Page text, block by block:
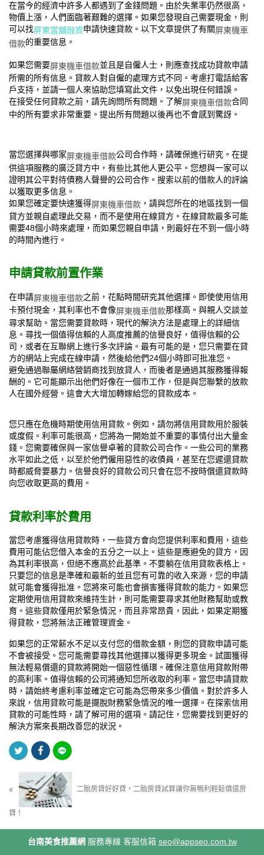
在當今的經濟中許多人都遇到了金錢問題。由於失業率仍然很高，
物價上漲，人們面臨著艱難的選擇。如果您發現自己需要現金，則
可以找屏東當舖融資申請快速貸款。以下文章提供了有關屏東機車
借款的重要信息。
如果您需要屏東機車借款並且是自僱人士，則應查找成功貸款申請
所需的所有信息。貸款人對自僱的處理方式不同。考慮打電話給客
戶支持，並請一個人來協助您填寫此文件，以免出現任何錯誤。
在接受任何貸款之前，請先詢問所有問題。了解屏東機車借款合同
中的所有要求非常重要。提出所有問題以後再也不會感到驚訝。
當您選擇與哪家屏東機車借款公司合作時，請確保進行研究。在提
供這項服務的廣泛貸方中，有些比其他人更公平。您想與一家可以
證明其公平對待債務人聲譽的公司合作。搜索以前的借款人的評論
以獲取更多信息。
如果您確定要快速獲得屏東機車借款 ，請與您所在的地區找到一個
貸方並親自處理此交易，而不是使用在線貸方。在線貸款最多可能
需要48個小時來處理，而如果您親自申請，則最好在不到一個小時
的時間內進行。
申請貸款前置作業
在申請屏東機車借款之前，花點時間研究其他選擇。即使使用信用
卡預付現金，其利率也不會像屏東機車借款那樣高。與親人交談並
尋求幫助。當您需要貸款時，現代的解決方法是處理上的詳細信
息。尋找一個值得信賴的人高度推薦的信譽良好，值得信賴的公
司，或者在互聯網上進行多次評論。最有可能的是，您只需要在貸
方的網站上完成在線申請，然後給他們24個小時即可批准您。
避免通過聯屬網絡營銷商找到放貸人，而後者是通過其服務獲得報
酬的。它可能顯示出他們好像在一個市工作，但是與您聯繫的放款
人在國外經營。這會大大增加轉嫁給您的貸款成本。
您只應在危機時期使用信用貸款。例如，請勿將信用貸款用於服裝
或度假。利率可能很高，您將為一開始並不重要的事情付出大量金
錢。您需要確保與一家信譽卓著的貸款公司合作。一些公司的業務
水平如此之低，以至於他們僱用惡性的收債員，甚至在您遲還貸款
時都威脅要暴力。信譽良好的貸款公司只會在您不按時償還貸款時
向您收取更高的費用。
貸款利率於費用
當您考慮獲得信用貸款時，一些貸方會向您提供利率和費用，這些
費用可能佔您借入本金的五分之一以上。這些是應避免的貸方，因
為其利率很高，但絕不應高於此基準。不要躺在信用貸款表格上。
只要您的信息是準確和最新的並且您有可靠的收入來源，您的申請
就可能會獲得批准。您將來可能也會損害獲得貸款的能力。如果您
定期使用信用貸款來維持生計，則可能需要尋求其他財務幫助或教
育。這些貸款僅用於緊急情況，而且非常昂貴，因此，如果定期獲
得貸款，您將無法正確管理資金。
如果您的正常薪水不足以支付您的借款金額，則您的貸款申請可能
不會被接受。您可能需要尋找其他選擇以獲得更多現金。試圖獲得
無法輕易償還的貸款將開始一個惡性循環。確保注意信用貸款附帶
的高利率。值得信賴的公司將通知您所收取的利率。當您申請貸款
時，請始終考慮利率並確定它可能為您帶來多少價值。對於許多人
來說，信用貸款可能是擺脫財務緊急情況的唯一選擇。在探索信用
貸款的可能性時，請了解可用的選項。請記住，您需要找到更好的
解決方案來長期改善您的狀況。
二胎房貸好好貸，二胎房貸試算讓你無鴨利輕鬆償還房
貸！
台南美食推薦網 服務專線 客服信箱 seo@appseo.com.tw